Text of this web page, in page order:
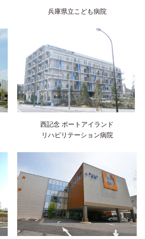
兵庫県立こども病院
西記念 ポートアイランド
リハビリテーション病院